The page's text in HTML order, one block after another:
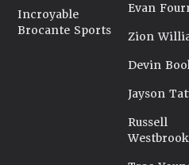
Incroyable
Brocante Sports
Evan
Zion
Devin
Jayson
Russell
Westbrook